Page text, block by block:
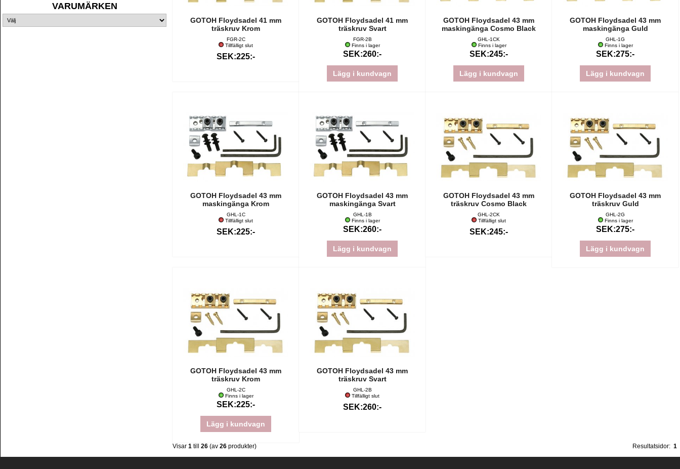
VARUMÄRKEN
GOTOH Floydsadel 41 mm
träskruv Krom
FGR-2C
Tillfälligt slut
SEK:225:-
GOTOH Floydsadel 41 mm
träskruv Svart
FGR-2B
Finns i lager
SEK:260:-
Lägg i kundvagn
GOTOH Floydsadel 43 mm
maskingänga Cosmo Black
GHL-1CK
Finns i lager
SEK:245:-
Lägg i kundvagn
GOTOH Floydsadel 43 mm
maskingänga Guld
GHL-1G
Finns i lager
SEK:275:-
Lägg i kundvagn
GOTOH Floydsadel 43 mm
maskingänga Krom
GHL-1C
Tillfälligt slut
SEK:225:-
GOTOH Floydsadel 43 mm
maskingänga Svart
GHL-1B
Finns i lager
SEK:260:-
Lägg i kundvagn
GOTOH Floydsadel 43 mm
träskruv Cosmo Black
GHL-2CK
Tillfälligt slut
SEK:245:-
GOTOH Floydsadel 43 mm
träskruv Guld
GHL-2G
Finns i lager
SEK:275:-
Lägg i kundvagn
GOTOH Floydsadel 43 mm
träskruv Krom
GHL-2C
Finns i lager
SEK:225:-
Lägg i kundvagn
GOTOH Floydsadel 43 mm
träskruv Svart
GHL-2B
Tillfälligt slut
SEK:260:-
Visar 1 till 26 (av 26 produkter) Resultatsidor: 1